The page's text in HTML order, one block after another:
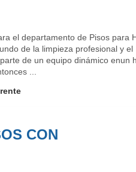
el departamento de Pisos para
de la limpieza profesional y el
de un equipo dinámico enun
...
CON